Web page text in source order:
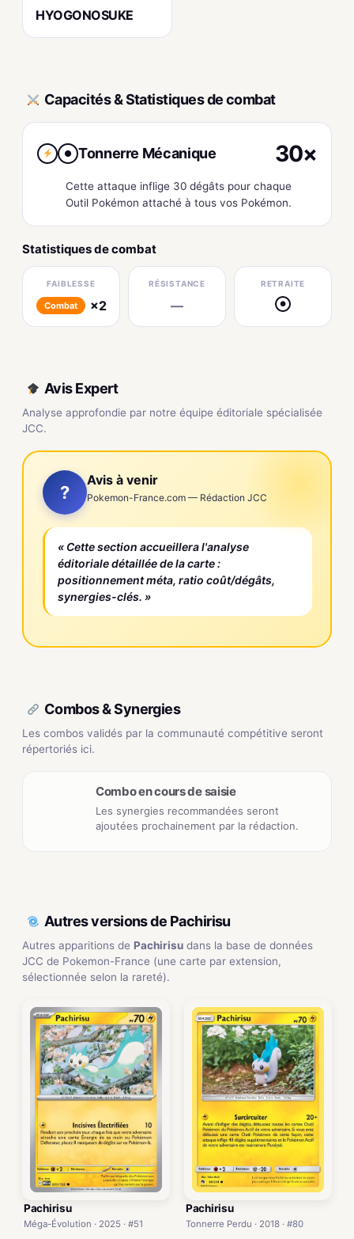
HYOGONOSUKE
Capacités & Statistiques de combat
● Tonnerre Mécanique 30×
Cette attaque inflige 30 dégâts pour chaque
Outil Pokémon attaché à tous vos Pokémon.
Statistiques de combat
FAIBLESSE
Combat ×2
RÉSISTANCE
—
RETRAITE
●
Avis Expert
Analyse approfondie par notre équipe éditoriale spécialisée
JCC.
?
Avis à venir
Pokemon-France.com — Rédaction JCC
« Cette section accueillera l'analyse
éditoriale détaillée de la carte :
positionnement méta, ratio coût/dégâts,
synergies-clés. »
Combos & Synergies
Les combos validés par la communauté compétitive seront
répertoriés ici.
Combo en cours de saisie
Les synergies recommandées seront
ajoutées prochainement par la rédaction.
Autres versions de Pachirisu
Autres apparitions de Pachirisu dans la base de données
JCC de Pokemon-France (une carte par extension,
sélectionnée selon la rareté).
Pachirisu
Méga-Évolution · 2025 · #51
Pachirisu
Tonnerre Perdu · 2018 · #80